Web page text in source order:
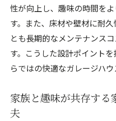
性が向上し、趣味の時間を
す。また、床材や壁材に耐
とも長期的なメンテナンス
す。こうした設計ポイント
らではの快適なガレージハウ
家族と趣味が共存する
夫